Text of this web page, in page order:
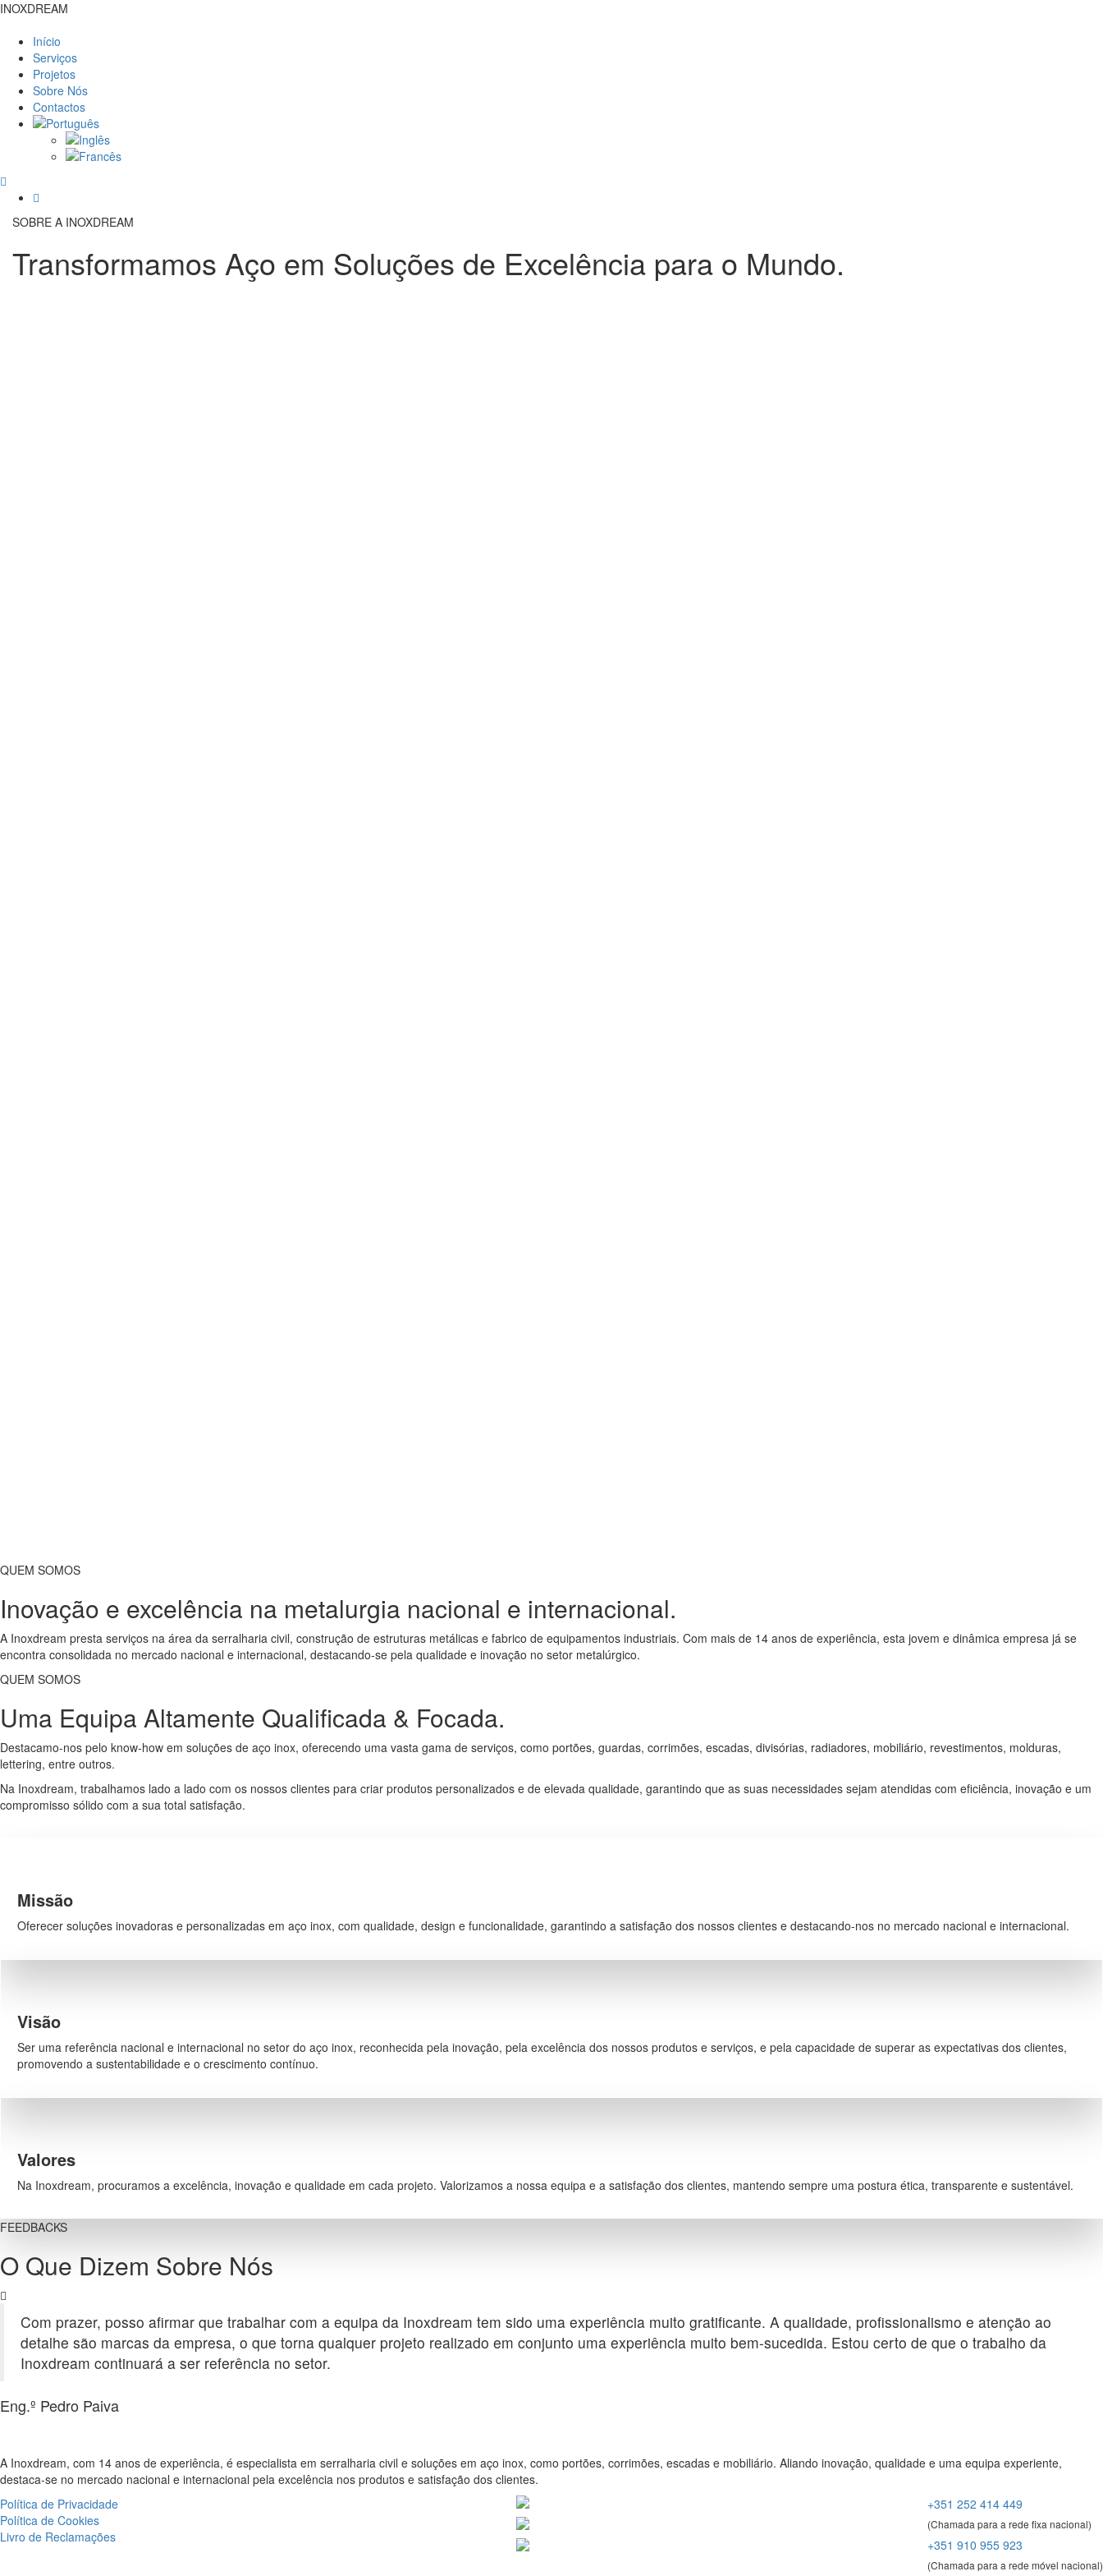
INOXDREAM
Início
Serviços
Projetos
Sobre Nós
Contactos
SOBRE A INOXDREAM
Transformamos Aço em Soluções de Excelência para o Mundo.
QUEM SOMOS
Inovação e excelência na metalurgia nacional e internacional.
A Inoxdream presta serviços na área da serralharia civil, construção de estruturas metálicas e fabrico de equipamentos industriais. Com mais de 14 anos de experiência, esta jovem e dinâmica empresa já se
encontra consolidada no mercado nacional e internacional, destacando-se pela qualidade e inovação no setor metalúrgico.
QUEM SOMOS
Uma Equipa Altamente Qualificada & Focada.
Destacamo-nos pelo know-how em soluções de aço inox, oferecendo uma vasta gama de serviços, como portões, guardas, corrimões, escadas, divisórias, radiadores, mobiliário, revestimentos, molduras,
lettering, entre outros.
Na Inoxdream, trabalhamos lado a lado com os nossos clientes para criar produtos personalizados e de elevada qualidade, garantindo que as suas necessidades sejam atendidas com eficiência, inovação e um
compromisso sólido com a sua total satisfação.
Missão
Oferecer soluções inovadoras e personalizadas em aço inox, com qualidade, design e funcionalidade, garantindo a satisfação dos nossos clientes e destacando-nos no mercado nacional e internacional.
Visão
Ser uma referência nacional e internacional no setor do aço inox, reconhecida pela inovação, pela excelência dos nossos produtos e serviços, e pela capacidade de superar as expectativas dos clientes,
promovendo a sustentabilidade e o crescimento contínuo.
Valores
Na Inoxdream, procuramos a excelência, inovação e qualidade em cada projeto. Valorizamos a nossa equipa e a satisfação dos clientes, mantendo sempre uma postura ética, transparente e sustentável.
FEEDBACKS
O Que Dizem Sobre Nós
Com prazer, posso afirmar que trabalhar com a equipa da Inoxdream tem sido uma experiência muito gratificante. A qualidade, profissionalismo e atenção ao
detalhe são marcas da empresa, o que torna qualquer projeto realizado em conjunto uma experiência muito bem-sucedida. Estou certo de que o trabalho da
Inoxdream continuará a ser referência no setor.
Eng.º Pedro Paiva
A Inoxdream, com 14 anos de experiência, é especialista em serralharia civil e soluções em aço inox, como portões, corrimões, escadas e mobiliário. Aliando inovação, qualidade e uma equipa experiente,
destaca-se no mercado nacional e internacional pela excelência nos produtos e satisfação dos clientes.
Política de Privacidade
Política de Cookies
Livro de Reclamações
+351 252 414 449
(Chamada para a rede fixa nacional)
+351 910 955 923
(Chamada para a rede móvel nacional)